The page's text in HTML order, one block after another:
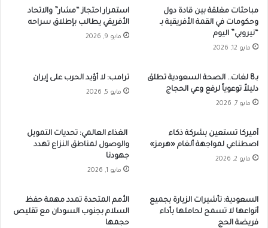
مباحثات مغلقة بين قادة دول
وحكومات في القمة الأفريقية بـ
“نيروبي” اليوم
مايو 12, 2026
استمرار احتجاز “مشار” والاتحاد
الأفريقي يطالب بإطلاق سراحه
مايو 9, 2026
بـ8 لغات.. الصحة السعودية تطلق
دليلاً توعوياً لرفع وعي الحجاج
مايو 7, 2026
ترامب: لا أؤيد الحرب على إيران
مايو 5, 2026
أميركا تستعين بشركة ذكاء
اصطناعي لمواجهة ألغام «هرمز»
مايو 2, 2026
الغذاء العالمي: تحديات التمويل
والوصول لمناطق النزاع تهدد
جهودنا
مايو 1, 2026
السعودية: تأشيرات الزيارة بجميع
أنواعها لا تسمح لحاملها بأداء
فريضة الحج
الأمم المتحدة تمدد مهمة حفظ
السلام بجنوب السودان مع تقليص
حجمها